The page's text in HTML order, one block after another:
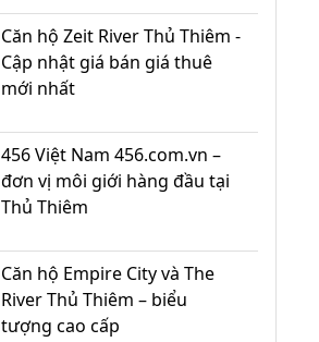
Căn hộ Zeit River Thủ Thiêm -
Cập nhật giá bán giá thuê
mới nhất
456 Việt Nam 456.com.vn –
đơn vị môi giới hàng đầu tại
Thủ Thiêm
Căn hộ Empire City và The
River Thủ Thiêm – biểu
tượng cao cấp